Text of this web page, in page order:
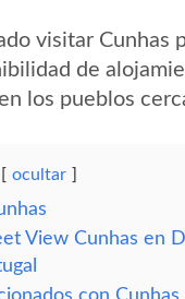
visitar Cunhas
de
los pueblos
ocultar
View Cunhas en
con